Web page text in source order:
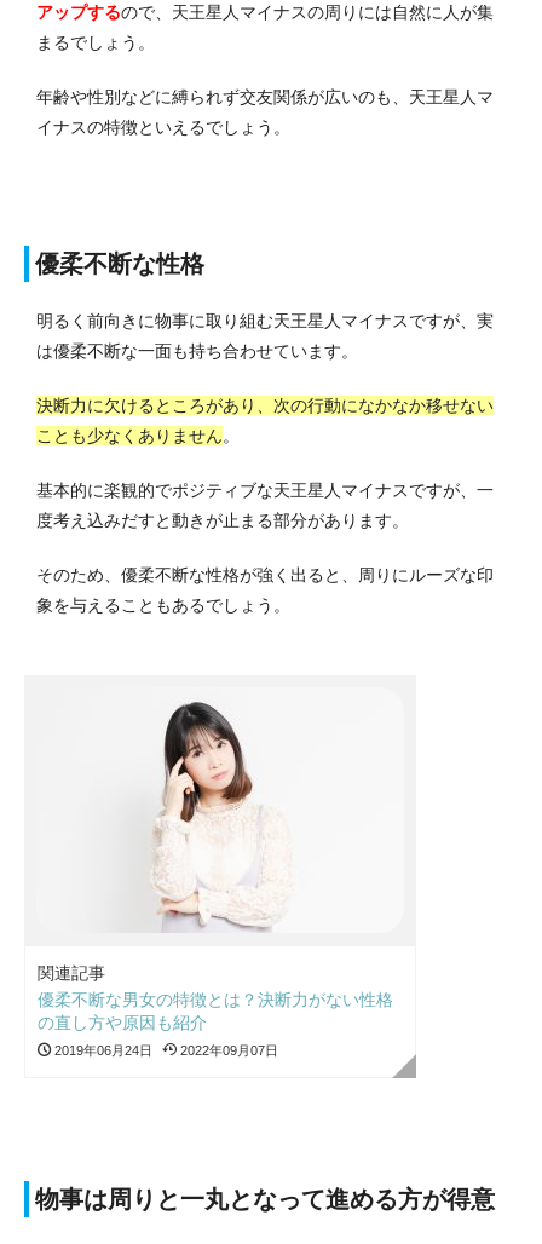
アップするので、天王星人マイナスの周りには自然に人が集
まるでしょう。
年齢や性別などに縛られず交友関係が広いのも、天王星人マ
イナスの特徴といえるでしょう。
優柔不断な性格
明るく前向きに物事に取り組む天王星人マイナスですが、実
は優柔不断な一面も持ち合わせています。
決断力に欠けるところがあり、次の行動になかなか移せない
ことも少なくありません。
基本的に楽観的でポジティブな天王星人マイナスですが、一
度考え込みだすと動きが止まる部分があります。
そのため、優柔不断な性格が強く出ると、周りにルーズな印
象を与えることもあるでしょう。
関連記事
優柔不断な男女の特徴とは？決断力がない性格
の直し方や原因も紹介
2019年06月24日 2022年09月07日
物事は周りと一丸となって進める方が得意